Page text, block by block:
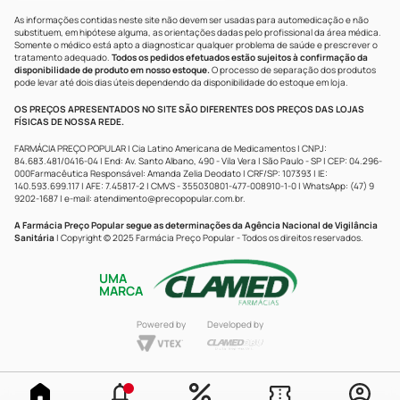
As informações contidas neste site não devem ser usadas para automedicação e não
substituem, em hipótese alguma, as orientações dadas pelo profissional da área médica.
Somente o médico está apto a diagnosticar qualquer problema de saúde e prescrever o
tratamento adequado. Todos os pedidos efetuados estão sujeitos à confirmação da
disponibilidade de produto em nosso estoque.O processo de separação dos produtos
pode levar até dois dias úteis dependendo da disponibilidade do estoque em loja.
OS PREÇOS APRESENTADOS NO SITE SÃO DIFERENTES DOS PREÇOS DAS LOJAS
FÍSICAS DE NOSSA REDE.
FARMÁCIA PREÇO POPULAR | Cia Latino Americana de Medicamentos | CNPJ:
84.683.481/0416-04 | End: Av. Santo Albano, 490 - Vila Vera | São Paulo - SP | CEP: 04.296-
000Farmacêutica Responsável: Amanda Zelia Deodato | CRF/SP: 107393 | IE:
140.593.699.117 | AFE: 7.45817-2 | CMVS - 355030801-477-008910-1-0 | WhatsApp: (47) 9
9202-1687 | e-mail: atendimento@precopopular.com.br.
A Farmácia Preço Popular segue as determinações da Agência Nacional de Vigilância
Sanitária | Copyright © 2025 Farmácia Preço Popular - Todos os direitos reservados.
UMA
MARCA
Powered by Developed by